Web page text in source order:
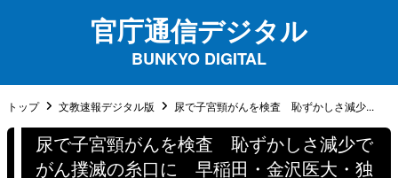
官庁通信デジタル
BUNKYO DIGITAL
トップ 文教速報デジタル版 尿で子宮頸がんを検査 恥ずかしさ減少...
尿で子宮頸がんを検査 恥ずかしさ減少で
がん撲滅の糸口に 早稲田・金沢医大・独